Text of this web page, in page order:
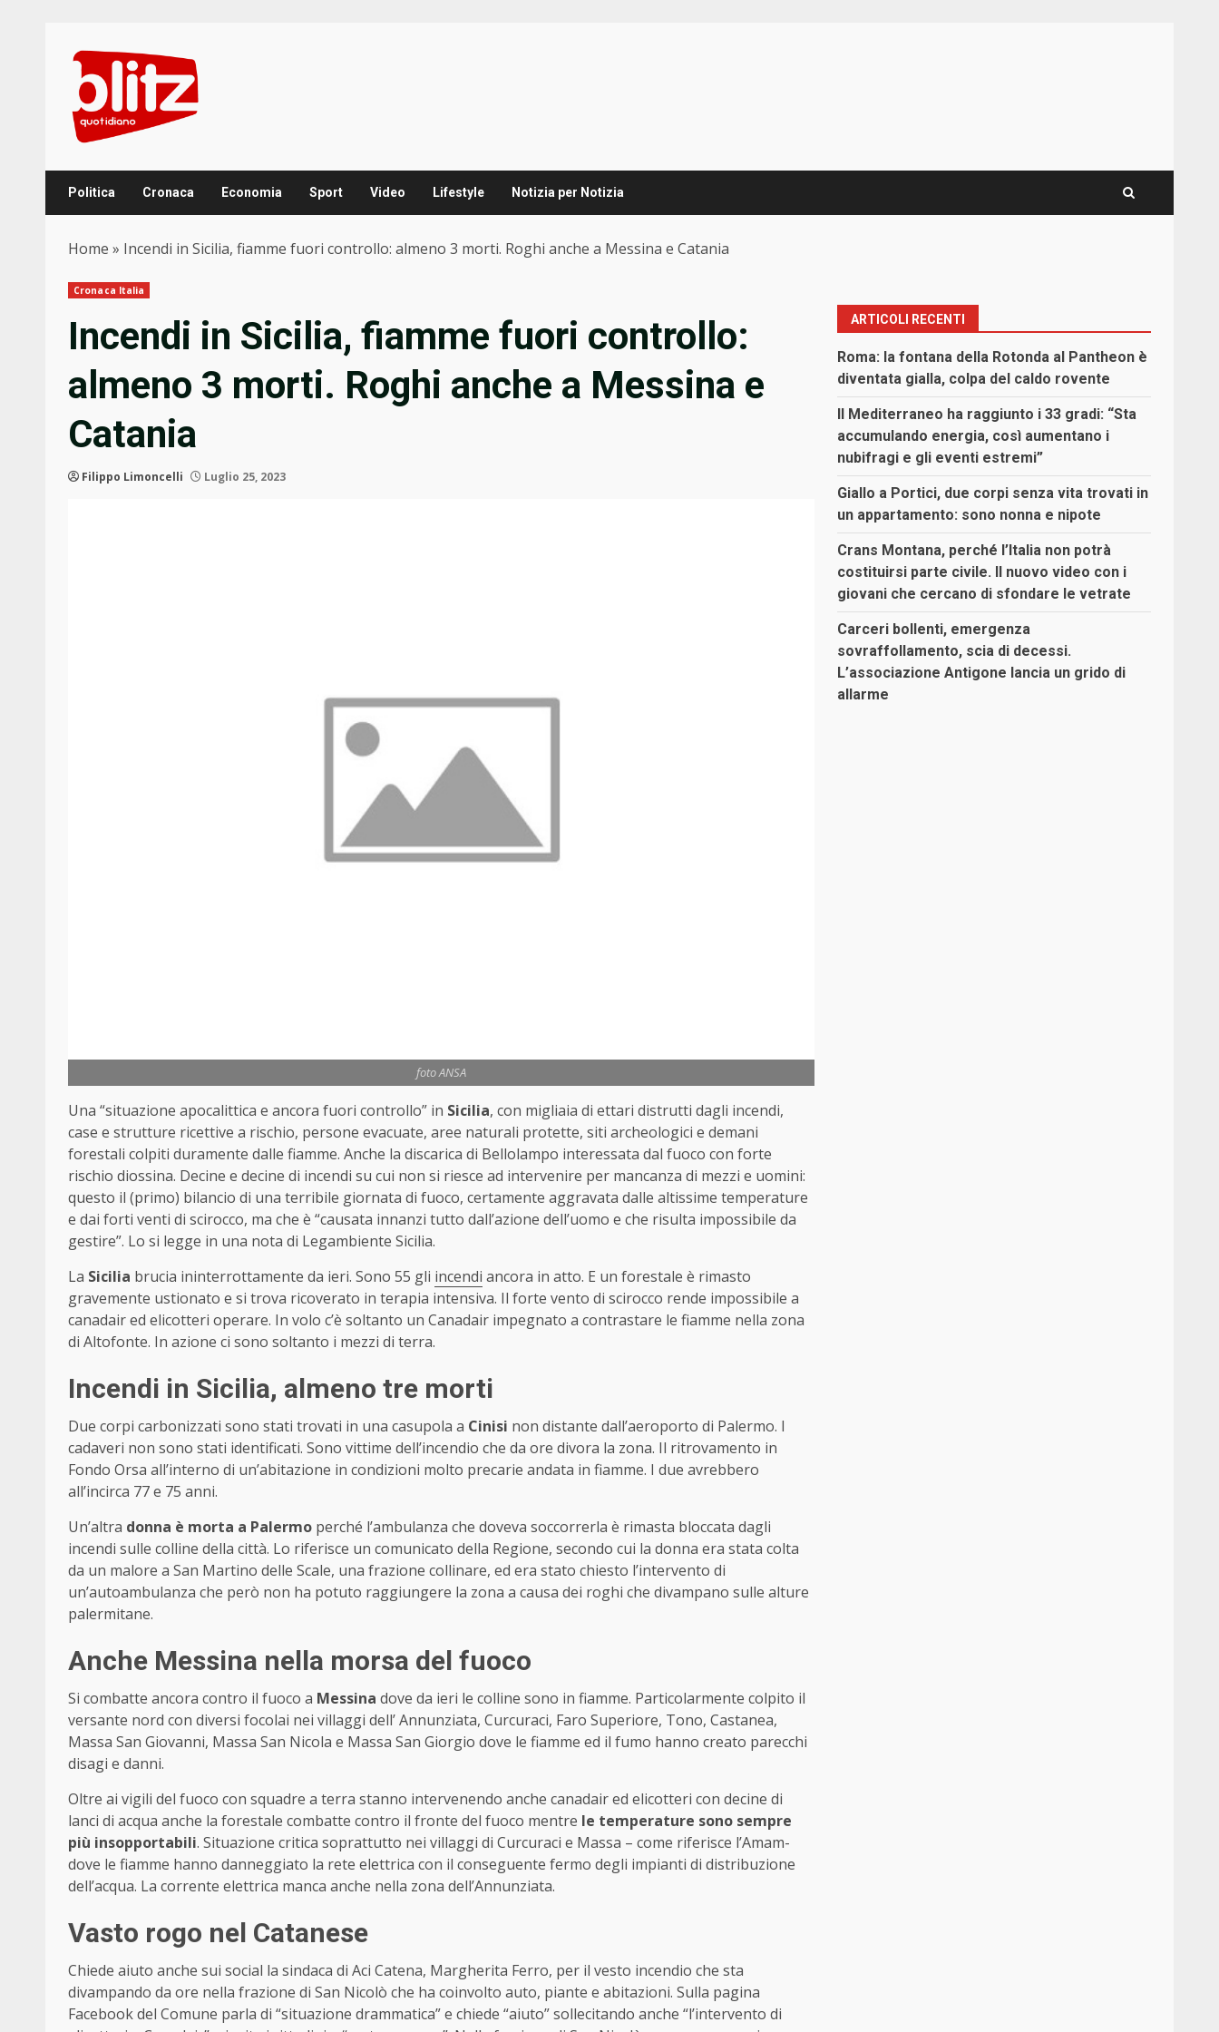
content
Politica Cronaca Economia Sport Video Lifestyle Notizia per Notizia
Home » Incendi in Sicilia, fiamme fuori controllo: almeno 3 morti. Roghi anche a Messina e Catania
Cronaca Italia
Incendi in Sicilia, fiamme fuori controllo:
almeno 3 morti. Roghi anche a Messina e
Catania
Filippo Limoncelli Luglio 25, 2023
foto ANSA
Una “situazione apocalittica e ancora fuori controllo” in Sicilia, con migliaia di ettari distrutti dagli incendi,
case e strutture ricettive a rischio, persone evacuate, aree naturali protette, siti archeologici e demani
forestali colpiti duramente dalle fiamme. Anche la discarica di Bellolampo interessata dal fuoco con forte
rischio diossina. Decine e decine di incendi su cui non si riesce ad intervenire per mancanza di mezzi e uomini:
questo il (primo) bilancio di una terribile giornata di fuoco, certamente aggravata dalle altissime temperature
e dai forti venti di scirocco, ma che è “causata innanzi tutto dall’azione dell’uomo e che risulta impossibile da
gestire”. Lo si legge in una nota di Legambiente Sicilia.
La Sicilia brucia ininterrottamente da ieri. Sono 55 gli incendi ancora in atto. E un forestale è rimasto
gravemente ustionato e si trova ricoverato in terapia intensiva. Il forte vento di scirocco rende impossibile a
canadair ed elicotteri operare. In volo c’è soltanto un Canadair impegnato a contrastare le fiamme nella zona
di Altofonte. In azione ci sono soltanto i mezzi di terra.
Incendi in Sicilia, almeno tre morti
Due corpi carbonizzati sono stati trovati in una casupola a Cinisi non distante dall’aeroporto di Palermo. I
cadaveri non sono stati identificati. Sono vittime dell’incendio che da ore divora la zona. Il ritrovamento in
Fondo Orsa all’interno di un’abitazione in condizioni molto precarie andata in fiamme. I due avrebbero
all’incirca 77 e 75 anni.
Un’altra donna è morta a Palermo perché l’ambulanza che doveva soccorrerla è rimasta bloccata dagli
incendi sulle colline della città. Lo riferisce un comunicato della Regione, secondo cui la donna era stata colta
da un malore a San Martino delle Scale, una frazione collinare, ed era stato chiesto l’intervento di
un’autoambulanza che però non ha potuto raggiungere la zona a causa dei roghi che divampano sulle alture
palermitane.
Anche Messina nella morsa del fuoco
Si combatte ancora contro il fuoco a Messina dove da ieri le colline sono in fiamme. Particolarmente colpito il
versante nord con diversi focolai nei villaggi dell’ Annunziata, Curcuraci, Faro Superiore, Tono, Castanea,
Massa San Giovanni, Massa San Nicola e Massa San Giorgio dove le fiamme ed il fumo hanno creato parecchi
disagi e danni.
Oltre ai vigili del fuoco con squadre a terra stanno intervenendo anche canadair ed elicotteri con decine di
lanci di acqua anche la forestale combatte contro il fronte del fuoco mentre le temperature sono sempre
più insopportabili. Situazione critica soprattutto nei villaggi di Curcuraci e Massa – come riferisce l’Amam-
dove le fiamme hanno danneggiato la rete elettrica con il conseguente fermo degli impianti di distribuzione
dell’acqua. La corrente elettrica manca anche nella zona dell’Annunziata.
Vasto rogo nel Catanese
Chiede aiuto anche sui social la sindaca di Aci Catena, Margherita Ferro, per il vesto incendio che sta
divampando da ore nella frazione di San Nicolò che ha coinvolto auto, piante e abitazioni. Sulla pagina
Facebook del Comune parla di “situazione drammatica” e chiede “aiuto” sollecitando anche “l’intervento di
ARTICOLI RECENTI
Roma: la fontana della Rotonda al Pantheon è
diventata gialla, colpa del caldo rovente
Il Mediterraneo ha raggiunto i 33 gradi: “Sta
accumulando energia, così aumentano i
nubifragi e gli eventi estremi”
Giallo a Portici, due corpi senza vita trovati in
un appartamento: sono nonna e nipote
Crans Montana, perché l’Italia non potrà
costituirsi parte civile. Il nuovo video con i
giovani che cercano di sfondare le vetrate
Carceri bollenti, emergenza
sovraffollamento, scia di decessi.
L’associazione Antigone lancia un grido di
allarme